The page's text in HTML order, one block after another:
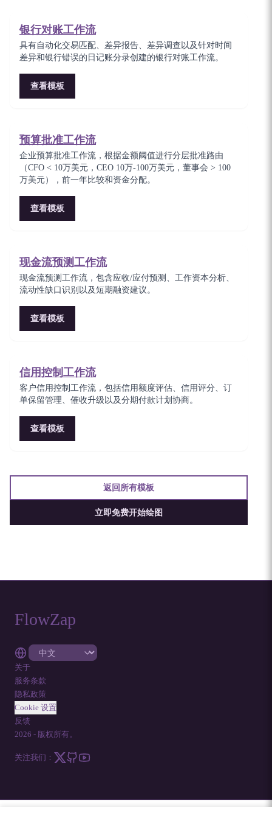
银行对账工作流
具有自动化交易匹配、差异报告、差异调查以及针对时间
差异和银行错误的日记账分录创建的银行对账工作流。
查看模板
预算批准工作流
企业预算批准工作流，根据金额阈值进行分层批准路由
（CFO < 10万美元，CEO 10万-100万美元，董事会 > 100
万美元），前一年比较和资金分配。
查看模板
现金流预测工作流
现金流预测工作流，包含应收/应付预测、工作资本分析、
流动性缺口识别以及短期融资建议。
查看模板
信用控制工作流
客户信用控制工作流，包括信用额度评估、信用评分、订
单保留管理、催收升级以及分期付款计划协商。
查看模板
返回所有模板
立即免费开始绘图
FlowZap
关于
服务条款
隐私政策
Cookie 设置
反馈
2026 - 版权所有。
关注我们：